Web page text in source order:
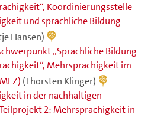
Koordinierungsstelle
und sprachliche Bildung
Hansen)
„Sprachliche Bildung
Mehrsprachigkeit im
(Thorsten Klinger)
in der nachhaltigen
2: Mehrsprachigkeit in